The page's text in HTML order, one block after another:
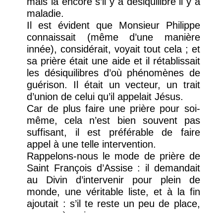
maladie.
Il est évident que Monsieur Philippe
connaissait (même d’une manière
innée), considérait, voyait tout cela ; et
sa prière était une aide et il rétablissait
les désiquilibres d’où phénomènes de
guérison. Il était un vecteur, un trait
d’union de celui qu’il appelait Jésus.
Car de plus faire une prière pour soi-
même, cela n’est bien souvent pas
suffisant, il est préférable de faire
appel à une telle intervention.
Rappelons-nous le mode de prière de
Saint François d’Assise : il demandait
au Divin d’intervenir pour plein de
monde, une véritable liste, et à la fin
ajoutait : s’il te reste un peu de place,